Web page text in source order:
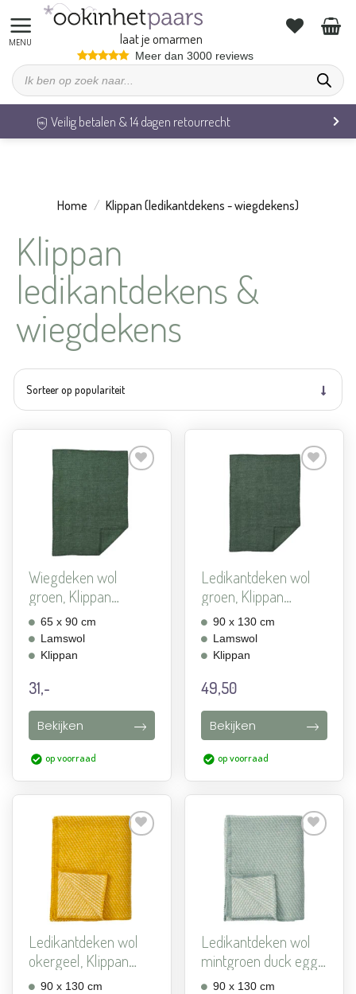
naar
inhoud
laat je omarmen
Meer dan 3000 reviews
Producten
zoeken
Veilig betalen & 14 dagen retourrecht
Home / Klippan (ledikantdekens - wiegdekens)
Klippan
ledikantdekens &
wiegdekens
verlanglijst
toevoegen
Wiegdeken wol
groen, Klippan
Domino
65 x 90 cm
Lamswol
Klippan
31,-
Bekijken
op voorraad
Aan
verlanglijst
Ledikantdeken wol
groen, Klippan
Domino
90 x 130 cm
Lamswol
Klippan
49,50
Bekijken
op voorraad
Aan
verlanglijst
toevoegen
Ledikantdeken wol
okergeel, Klippan
Velvet
90 x 130 cm
Aan
verlanglijst
toevoegen
Ledikantdeken wol
mintgroen duck egg,
Kl...90 x 130 cm